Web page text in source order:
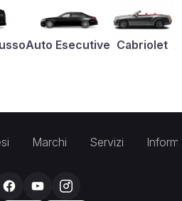
Auto Esecutive Cabriolet
Marchi Servizi